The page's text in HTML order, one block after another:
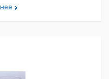
300 евро с ндс.